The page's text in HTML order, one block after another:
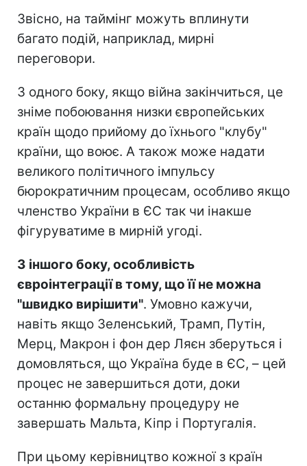
Звісно, на таймінг можуть вплинути
багато подій, наприклад, мирні
переговори.
З одного боку, якщо війна закінчиться, це
зніме побоювання низки європейських
країн щодо прийому до їхнього "клубу"
країни, що воює. А також може надати
великого політичного імпульсу
бюрократичним процесам, особливо якщо
членство України в ЄС так чи інакше
фігуруватиме в мирній угоді.
З іншого боку, особливість
євроінтеграції в тому, що її не можна
"швидко вирішити". Умовно кажучи,
навіть якщо Зеленський, Трамп, Путін,
Мерц, Макрон і фон дер Ляєн зберуться і
домовляться, що Україна буде в ЄС, – цей
процес не завершиться доти, доки
останню формальну процедуру не
завершать Мальта, Кіпр і Португалія.
При цьому керівництво кожної з країн